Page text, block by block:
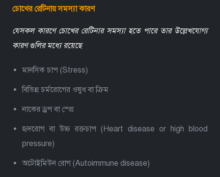
চোখের রেটিনায় সমস্যা কারণ
যেসকল কারণে চোখের রেটিনার সমস্যা হতে পারে তার উল্লেখযোগ্য
কারণ গুলির মধ্যে রয়েছে
মানসিক চাপ (Stress)
বিভিন্ন চর্মরোগের ওষুধ বা ক্রিম
নাকের ড্রপ বা স্প্রে
হৃদরোগ বা উচ্চ রক্তচাপ (Heart disease or high blood
pressure)
অটোইমিউন রোগ (Autoimmune disease)